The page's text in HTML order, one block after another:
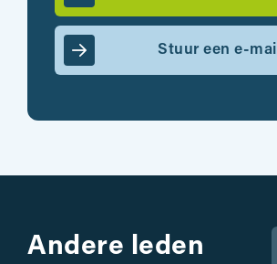
Stuur een e-mail
Andere leden